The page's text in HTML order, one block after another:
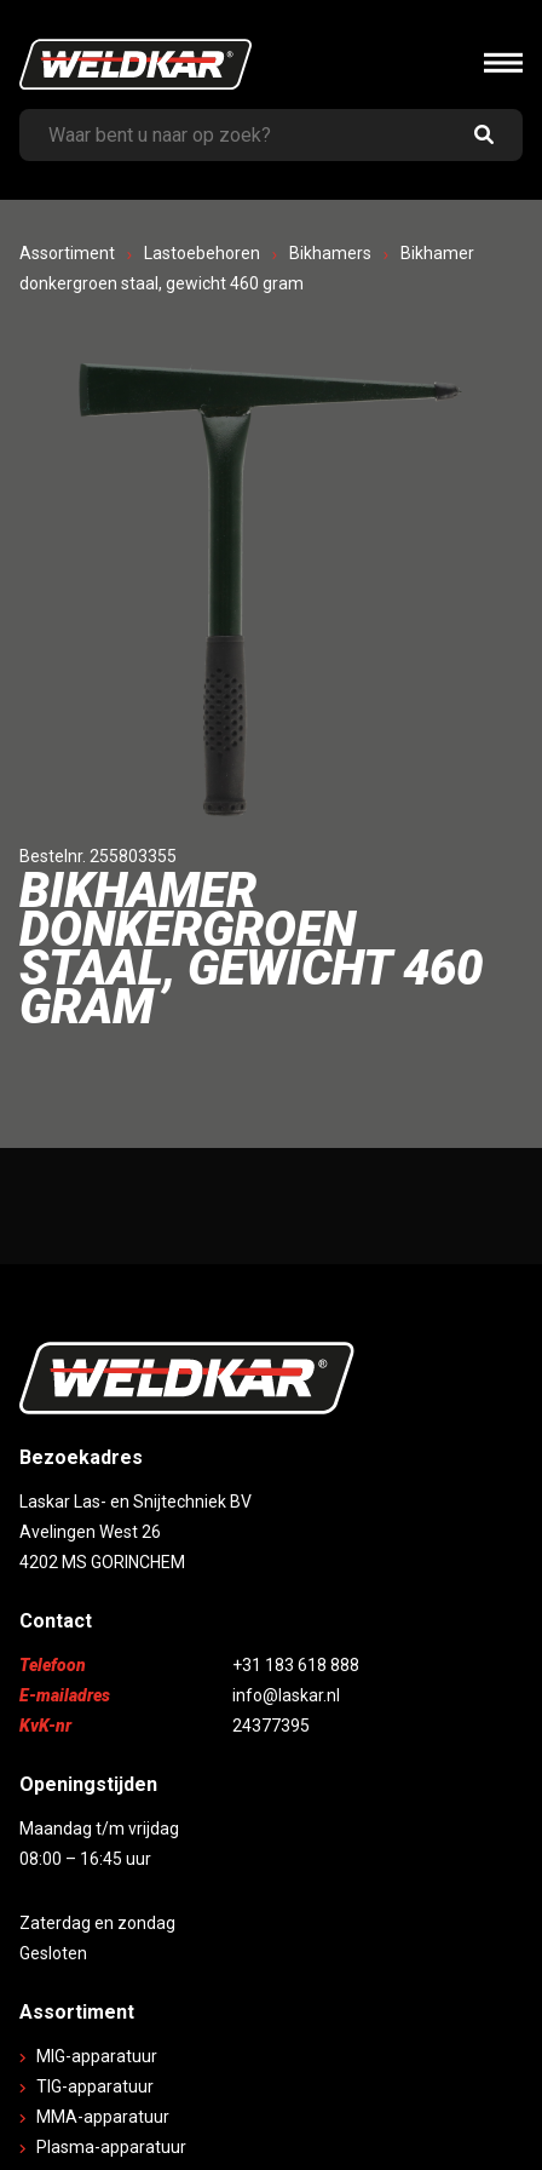
Assortiment Lastoebehoren Bikhamers
Bikhamer
donkergroen staal, gewicht 460 gram
Bestelnr. 255803355
BIKHAMER
DONKERGROEN
STAAL, GEWICHT 460
GRAM
Bezoekadres
Laskar Las- en Snijtechniek BV
Avelingen West 26
4202 MS GORINCHEM
Contact
Telefoon
+31 183 618 888
E-mailadres
info@laskar.nl
KvK-nr
24377395
Openingstijden
Maandag t/m vrijdag
08:00 – 16:45 uur
Zaterdag en zondag
Gesloten
Assortiment
MIG-apparatuur
TIG-apparatuur
MMA-apparatuur
Plasma-apparatuur